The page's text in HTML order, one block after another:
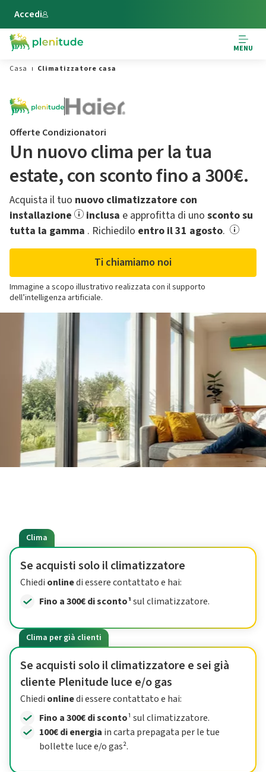
Vai al contenuto principale
Accedi
MENU
Casa
Climatizzatore casa
Offerte Condizionatori
Un nuovo clima per la tua
estate,​ con sconto fino a 300€.
Acquista il tuo nuovo climatizzatore con
installazione
inclusa e approfitta di uno sconto su
tutta la gamma .​ Richiedilo entro il 31 agosto.
Ti chiamiamo noi
Immagine a scopo illustrativo realizzata con il supporto
dell’intelligenza artificiale.
Clima
Se acquisti solo il climatizzatore
Chiedi onlinedi essere contattato e hai:
Fino a 300€ di sconto¹sul climatizzatore.
Clima per già clienti
Se acquisti solo il climatizzatore e sei già
cliente Plenitude luce e/o gas
Chiedi onlinedi essere contattato e hai:
Fino a 300€ di sconto¹ sul climatizzatore.
100€ di energia in carta prepagata per le tue
bollette luce e/o gas².